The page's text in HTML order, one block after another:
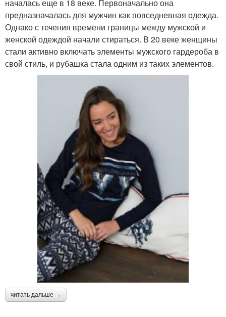
началась еще в 18 веке. Первоначально она
предназначалась для мужчин как повседневная одежда.
Однако с течения времени границы между мужской и
женской одеждой начали стираться. В 20 веке женщины
стали активно включать элементы мужского гардероба в
свой стиль, и рубашка стала одним из таких элементов.
читать дальше →